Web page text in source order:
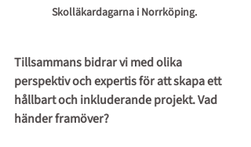
Skolläkardagarna i Norrköping.
Tillsammans bidrar vi med olika
perspektiv och expertis för att skapa ett
hållbart och inkluderande projekt. Vad
händer framöver?